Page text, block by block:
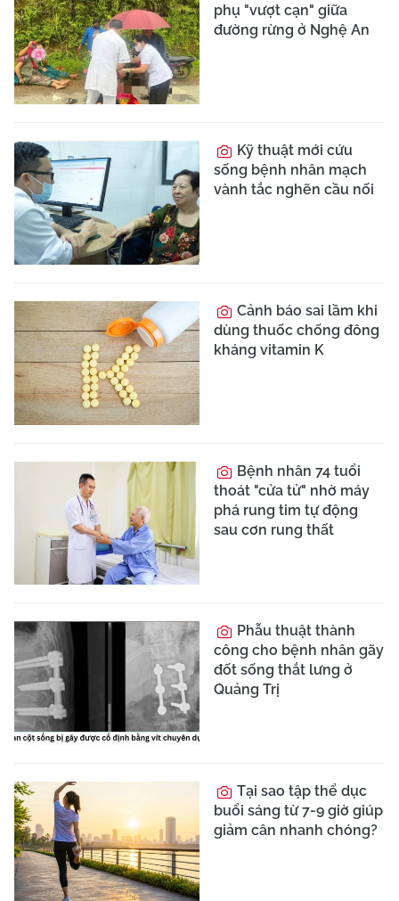
chậu nước, cụ bà phát
hiện gãy đốt sống vì
Xuyên đêm cứu
người bệnh nhảy cầu
sốc mất máu, đa chấn
Ruột chui lên lồng
ngực vì dị tật bẩm sinh,
bé 17 tháng tuổi ho kéo
Tự chữa gout, người
đàn ông 34 tuổi đối mặt
án tử vì nhiễm khuẩn
huyết
Ca ung thư thận phức
tạp được xử lý bằng
robot hiện đại
Tái tạo chân biến
dạng sau 14 năm di
chứng tai nạn bằng thay